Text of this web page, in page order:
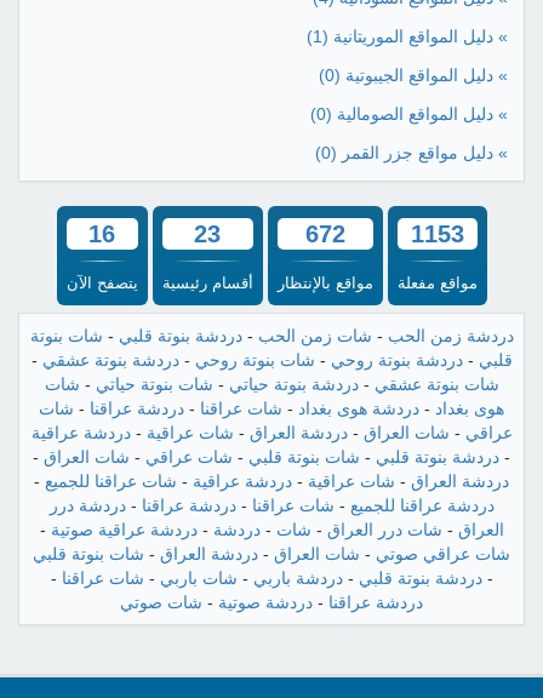
» دليل المواقع الموريتانية (1)
» دليل المواقع الجيبوتية (0)
» دليل المواقع الصومالية (0)
» دليل مواقع جزر القمر (0)
1153
مواقع مفعلة
672
مواقع بالإنتظار
23
أقسام رئيسية
16
يتصفح الآن
دردشة زمن الحب - شات زمن الحب -دردشة بنوتة قلبي - شات بنوتة
قلبي -دردشة بنوتة روحي - شات بنوتة روحي -دردشة بنوتة عشقي -
شات بنوتة عشقي -دردشة بنوتة حياتي - شات بنوتة حياتي - شات
هوى بغداد - دردشة هوى بغداد - شات عراقنا - دردشة عراقنا - شات
عراقي - شات العراق -دردشة العراق - شات عراقية -دردشة عراقية
- دردشة بنوتة قلبي - شات بنوتة قلبي - شات عراقي - شات العراق -
دردشة العراق - شات عراقية - دردشة عراقية - شات عراقنا للجميع -
دردشة عراقنا للجميع - شات عراقنا -دردشة عراقنا -دردشة درر
العراق - شات درر العراق - شات -دردشة -دردشة عراقية صوتية -
شات عراقي صوتي - شات العراق - دردشة العراق - شات بنوتة قلبي
-دردشة بنوتة قلبي -دردشة باربي - شات باربي - شات عراقنا -
دردشة عراقنا - دردشة صوتية - شات صوتي